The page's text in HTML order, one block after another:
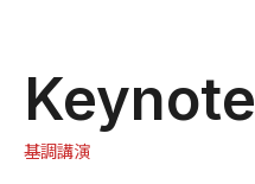
Keynote
基調講演